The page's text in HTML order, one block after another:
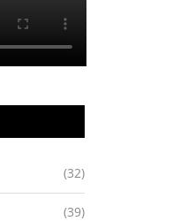
(32)
(39)